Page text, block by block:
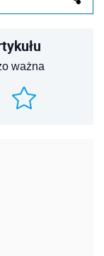
ważna